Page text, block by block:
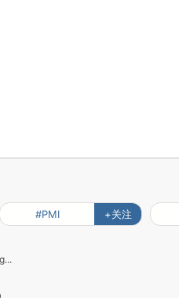
#PMI +关注